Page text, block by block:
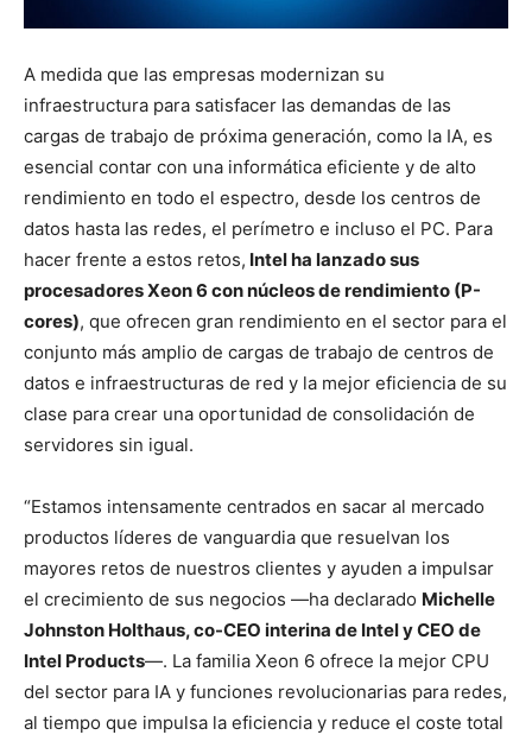
A medida que las empresas modernizan su
infraestructura para satisfacer las demandas de las
cargas de trabajo de próxima generación, como la IA, es
esencial contar con una informática eficiente y de alto
rendimiento en todo el espectro, desde los centros de
datos hasta las redes, el perímetro e incluso el PC. Para
hacer frente a estos retos, Intel ha lanzado sus
procesadores Xeon 6 con núcleos de rendimiento (P-
cores), que ofrecen gran rendimiento en el sector para el
conjunto más amplio de cargas de trabajo de centros de
datos e infraestructuras de red y la mejor eficiencia de su
clase para crear una oportunidad de consolidación de
servidores sin igual.
“Estamos intensamente centrados en sacar al mercado
productos líderes de vanguardia que resuelvan los
mayores retos de nuestros clientes y ayuden a impulsar
el crecimiento de sus negocios —ha declarado Michelle
Johnston Holthaus, co-CEO interina de Intel y CEO de
Intel Products—. La familia Xeon 6 ofrece la mejor CPU
del sector para IA y funciones revolucionarias para redes,
al tiempo que impulsa la eficiencia y reduce el coste total